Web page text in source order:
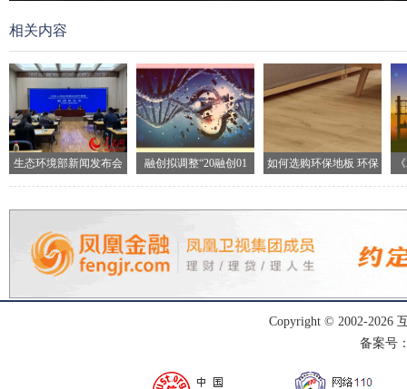
相关内容
生态环境部新闻发布会
现场
融创拟调整“20融创01
如何选购环保地板 环保
地
Copyright © 2002-2026
备案号